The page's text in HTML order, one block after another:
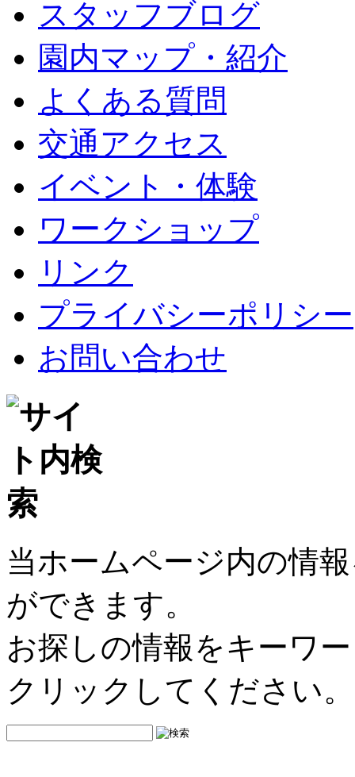
スタッフブログ
園内マップ・紹介
よくある質問
交通アクセス
イベント・体験
ワークショップ
リンク
プライバシーポリシー
お問い合わせ
当ホームページ内の情
ができます。
お探しの情報をキーワ
クリックしてください。